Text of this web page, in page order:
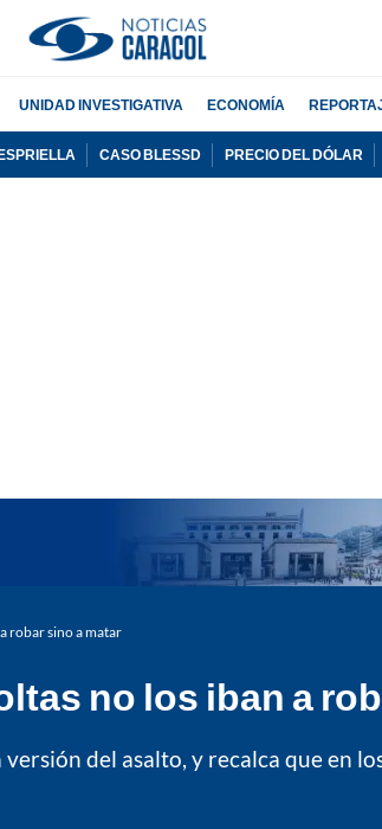
UNIDAD INVESTIGATIVA ECONOMÍA
CASO BLESSD PRECIO DEL DÓLAR
robar sino a matar
no los iban a
del asalto, y recalca que en